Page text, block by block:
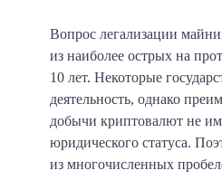
Вопрос легализации
из наиболее острых на
10 лет. Некоторые
деятельность, однако
добычи криптовалют не
юридического статуса.
из многочисленных